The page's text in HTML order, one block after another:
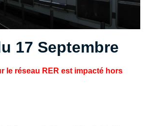
17 Septembre
le réseau RER est impacté hors